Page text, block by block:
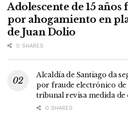
Adolescente de 15 años
por ahogamiento en
de Juan Dolio
0 SHARES
Alcaldía de Santiago da
por fraude electrónico de
tribunal revisa medida de
0 SHARES